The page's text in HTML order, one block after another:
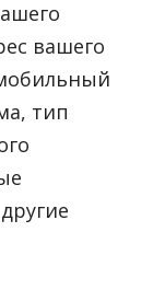
вашего
тип